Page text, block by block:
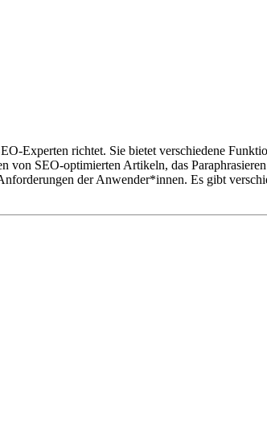
Experten richtet. Sie bietet verschiedene
SEO-optimierten Artikeln, das
der Anwender*innen. Es gibt